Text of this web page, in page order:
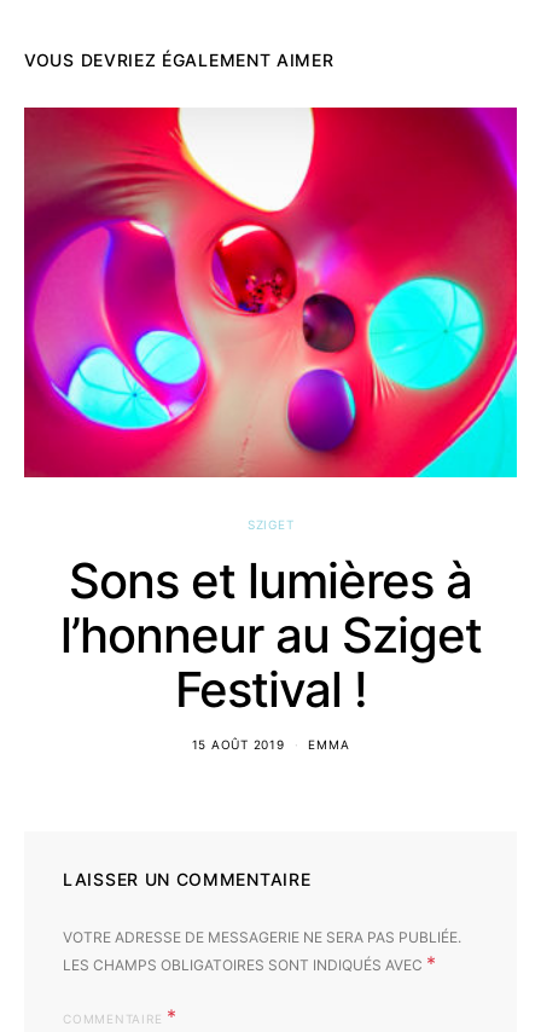
VOUS DEVRIEZ ÉGALEMENT AIMER
SZIGET
Sons et lumières à
l’honneur au Sziget
Festival !
15 AOÛT 2019 EMMA
LAISSER UN COMMENTAIRE
VOTRE ADRESSE DE MESSAGERIE NE SERA PAS PUBLIÉE.
LES CHAMPS OBLIGATOIRES SONT INDIQUÉS AVEC *
COMMENTAIRE